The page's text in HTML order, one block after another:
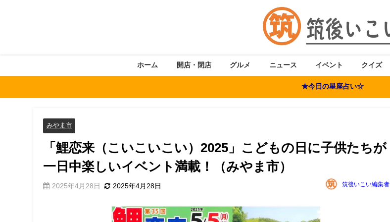
ホーム 開店・閉店 グルメ ニュース イベント クイズ
★今日の星座占い☆
みやま市
「鯉恋来（こいこいこい）2025」こどもの日に子供たちが
一日中楽しいイベント満載！（みやま市）
2025年4月28日 2025年4月28日 筑後いこい編集者